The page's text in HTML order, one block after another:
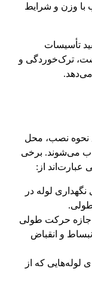
با وزن و شرایط
تأسیسات
ترک‌خوردگی و
نحوه نصب، محل
می‌شوند. برخی
عبارت‌اند از:
نگهداری لوله در
اجازه حرکت طولی
و انقباض
لوله‌هایی که از